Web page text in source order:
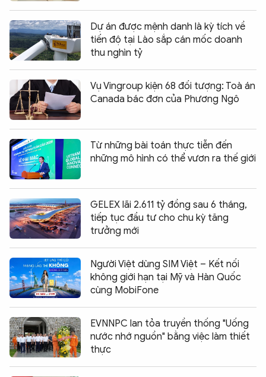
Dự án được mệnh danh là kỳ tích về
tiến độ tại Lào sắp cán mốc doanh
thu nghìn tỷ
Vụ Vingroup kiện 68 đối tượng: Toà án
Canada bác đơn của Phương Ngô
Từ những bài toán thực tiễn đến
những mô hình có thể vươn ra thế giới
GELEX lãi 2.611 tỷ đồng sau 6 tháng,
tiếp tục đầu tư cho chu kỳ tăng
trưởng mới
Người Việt dùng SIM Việt – Kết nối
không giới hạn tại Mỹ và Hàn Quốc
cùng MobiFone
EVNNPC lan tỏa truyền thống "Uống
nước nhớ nguồn" bằng việc làm thiết
thực